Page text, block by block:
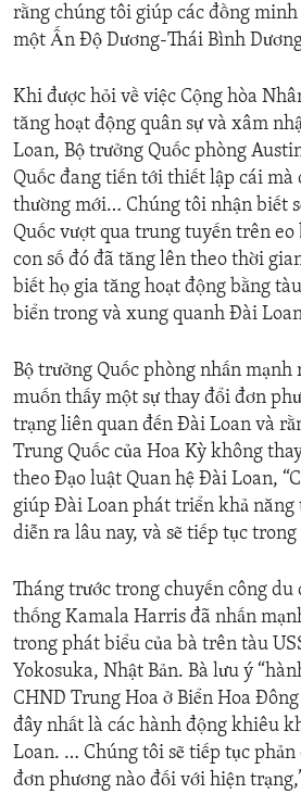
rằng chúng tôi giúp các đồng
một Ấn Độ Dương-Thái Bình
Khi được hỏi về việc Cộng hòa
tăng hoạt động quân sự và xâm
Loan, Bộ trưởng Quốc phòng
Quốc đang tiến tới thiết lập cái
thường mới… Chúng tôi nhận biết
Quốc vượt qua trung tuyến trên
con số đó đã tăng lên theo thời
biết họ gia tăng hoạt động bằng
biển trong và xung quanh Đài
Bộ trưởng Quốc phòng nhấn mạnh
muốn thấy một sự thay đổi đơn
trạng liên quan đến Đài Loan và
Trung Quốc của Hoa Kỳ không
theo Đạo luật Quan hệ Đài Loan,
giúp Đài Loan phát triển khả năng
diễn ra lâu nay, và sẽ tiếp tục trong
Tháng trước trong chuyến công du
thống Kamala Harris đã nhấn
trong phát biểu của bà trên tàu
Yokosuka, Nhật Bản. Bà lưu ý
CHND Trung Hoa ở Biển Hoa
đây nhất là các hành động khiêu
Loan. … Chúng tôi sẽ tiếp tục
đơn phương nào đối với hiện